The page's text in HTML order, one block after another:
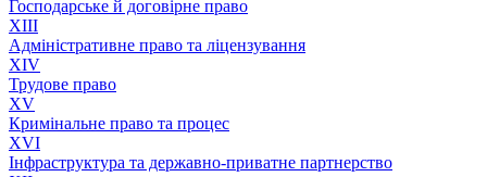
Господарське й договірне право
XIII
Адмiнiстративне право та лiцензування
XIV
Трудове право
XV
Кримінальне право та процес
XVI
Інфраструктура та державно-приватне партнерство